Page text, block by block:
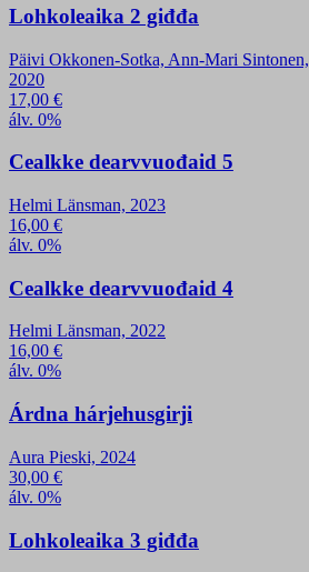
Lohkoleaika 2 giđđa
Päivi Okkonen-Sotka, Ann-Mari
2020
17,00 €
álv. 0%
Cealkke dearvvuođaid 5
Helmi Länsman, 2023
16,00 €
álv. 0%
Cealkke dearvvuođaid 4
Helmi Länsman, 2022
16,00 €
álv. 0%
Árdna hárjehusgirji
Aura Pieski, 2024
30,00 €
álv. 0%
Lohkoleaika 3 giđđa